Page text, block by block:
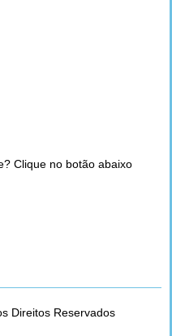
Clique no botão abaixo
Direitos Reservados